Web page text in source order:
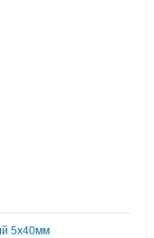
5х40мм